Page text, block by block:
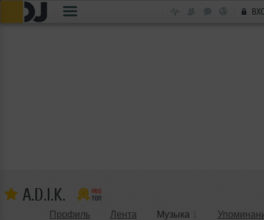
A.D.I.K.
Профиль Лента Музыка